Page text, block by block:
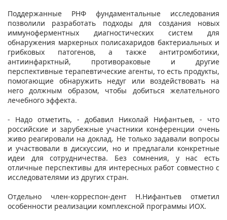
Поддержанные РНФ фундаментальные исследования
позволили разработать подходы для создания новых
иммуноферментных диагностических систем для
обнаружения маркерных полисахаридов бактериальных и
грибковых патогенов, а также антитромботики,
антиинфарктный, противораковые и другие
перспективные терапевтические агенты, то есть продукты,
помогающие обнаружить недуг или воздействовать на
него должным образом, чтобы добиться желательного
лечебного эффекта.
- Надо отметить, - добавил Николай Нифантьев, - что
российские и зарубежные участники конференции очень
живо реагировали на доклад. Не только задавали вопросы
и участвовали в дискуссии, но и предлагали конкретные
идеи для сотрудничества. Без сомнения, у нас есть
отличные перспективы для интересных работ совместно с
исследователями из других стран.
Отдельно член-корреспон-дент Н.Нифантьев отметил
особенности реализации комплексной программы ИОХ.